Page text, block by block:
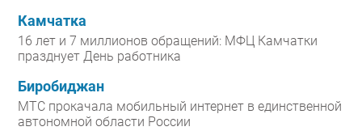
Камчатка
16 лет и 7 миллионов обращений: МФЦ Камчатки
празднует День работника
Биробиджан
МТС прокачала мобильный интернет в единственной
автономной области России